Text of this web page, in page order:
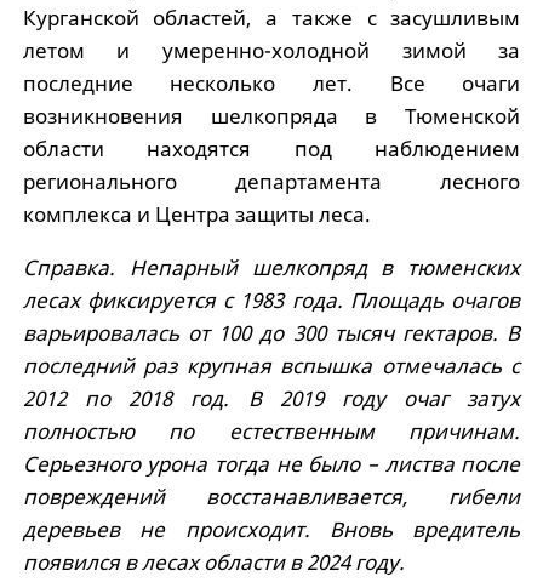
Курганской областей, а также с засушливым
летом и умеренно-холодной зимой за
последние несколько лет. Все очаги
возникновения шелкопряда в Тюменской
области находятся под наблюдением
регионального департамента лесного
комплекса и Центра защиты леса.
Справка. Непарный шелкопряд в тюменских
лесах фиксируется с 1983 года. Площадь очагов
варьировалась от 100 до 300 тысяч гектаров. В
последний раз крупная вспышка отмечалась с
2012 по 2018 год. В 2019 году очаг затух
полностью по естественным причинам.
Серьезного урона тогда не было – листва после
повреждений восстанавливается, гибели
деревьев не происходит. Вновь вредитель
появился в лесах области в 2024 году.